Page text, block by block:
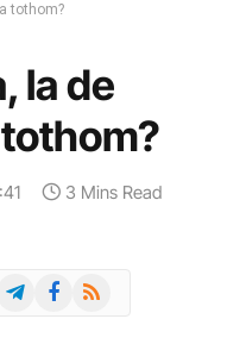
tothom?
la de
3 Mins Read
TelegramFacebook
RSS